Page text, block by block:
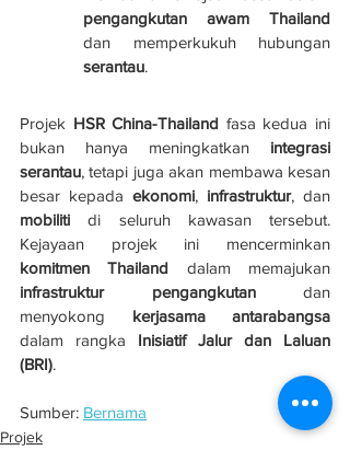
pengangkutan awam Thailand
serantau.
Projek HSR China-Thailand fasa kedua ini
bukan hanya meningkatkan integrasi
serantau, tetapi juga akan membawa kesan
besar kepada ekonomi, infrastruktur
mobiliti di seluruh kawasan tersebut.
komitmen Thailand
infrastruktur pengangkutan dan
menyokong kerjasama antarabangsa
dalam rangka Inisiatif Jalur dan Laluan
(BRI).
Sumber: Bernama
Projek